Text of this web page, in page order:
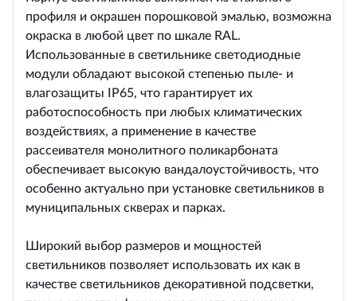
профиля и окрашен порошковой эмалью, возможна
окраска в любой цвет по шкале RAL.
Использованные в светильнике светодиодные
модули обладают высокой степенью пыле- и
влагозащиты IP65, что гарантирует их
работоспособность при любых климатических
воздействиях, а применение в качестве
рассеивателя монолитного поликарбоната
обеспечивает высокую вандалоустойчивость, что
особенно актуально при установке светильников в
муниципальных скверах и парках.
Широкий выбор размеров и мощностей
светильников позволяет использовать их как в
качестве светильников декоративной подсветки,